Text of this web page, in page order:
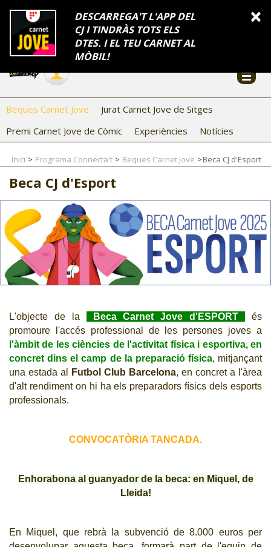
×
DESCARREGA'T L'APP DEL
CJ I TINDRÀS TOTS ELS
DTES. I EL TEU CARNET AL
MÒBIL!
Català
Temes
Serveis Generalitat Catalunya Seu electrònica
FES-TE EL CJ
COL·LABORADORS
CONTACTE
CJ ADOLESCENTS
CJ EMANCIPACIÓ
CJ SALUT
CJ INTERNACIONAL
CJ LOCAL
Beques Carnet Jove
Jurat Carnet Jove de Sitges
Premi Carnet Jove de Còmic
Experiències Notícies
Inici Programa Connecta't Beques Carnet Jove Beca CJ d'Esport
Beca CJ d'Esport
L'objecte de la Beca Carnet Jove d'ESPORT
és
promoure l'accés professional de les persones joves a
l'àmbit de les ciències de l'activitat física i esportiva, en
concret dins el camp de la preparació física, mitjançant
una estada al
Futbol Club Barcelona, en concret a l'àrea
d'alt rendiment on hi ha els preparadors físics dels esports
professionals.
CONVOCATÒRIA TANCADA.
Enhorabona al guanyador de la beca: en Miquel, de
Lleida!
En Miquel , que rebrà la subvenció de 8.000 euros per